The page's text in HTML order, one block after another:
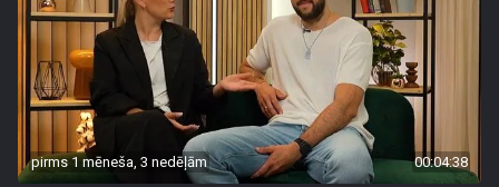
pirms 1 mēneša, 3 nedēļām 00:04:38